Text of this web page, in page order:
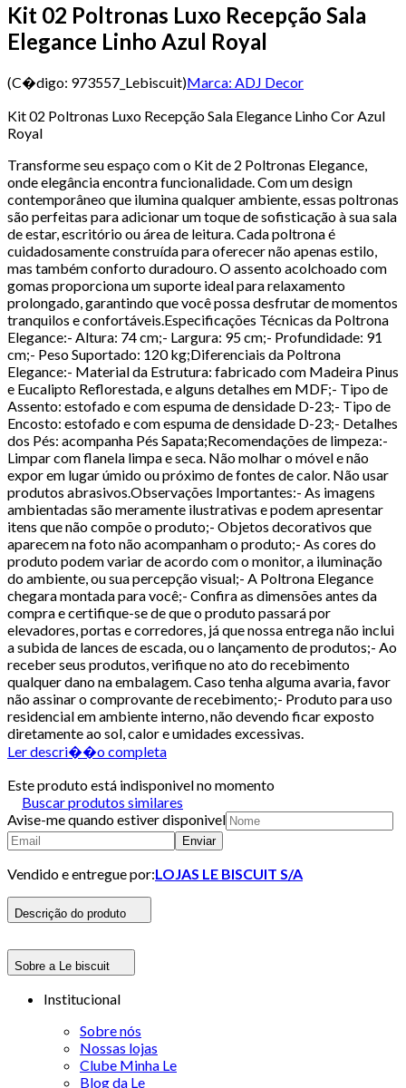
Kit 02 Poltronas Luxo Recepção Sala
Elegance Linho Azul Royal
(C�digo: 973557_Lebiscuit)Marca: ADJ Decor
Kit 02 Poltronas Luxo Recepção Sala Elegance Linho Cor Azul
Royal
Transforme seu espaço com o Kit de 2 Poltronas Elegance,
onde elegância encontra funcionalidade. Com um design
contemporâneo que ilumina qualquer ambiente, essas poltronas
são perfeitas para adicionar um toque de sofisticação à sua sala
de estar, escritório ou área de leitura. Cada poltrona é
cuidadosamente construída para oferecer não apenas estilo,
mas também conforto duradouro. O assento acolchoado com
gomas proporciona um suporte ideal para relaxamento
prolongado, garantindo que você possa desfrutar de momentos
tranquilos e confortáveis.Especificações Técnicas da Poltrona
Elegance:- Altura: 74 cm;- Largura: 95 cm;- Profundidade: 91
cm;- Peso Suportado: 120 kg;Diferenciais da Poltrona
Elegance:- Material da Estrutura: fabricado com Madeira Pinus
e Eucalipto Reflorestada, e alguns detalhes em MDF;- Tipo de
Assento: estofado e com espuma de densidade D-23;- Tipo de
Encosto: estofado e com espuma de densidade D-23;- Detalhes
dos Pés: acompanha Pés Sapata;Recomendações de limpeza:-
Limpar com flanela limpa e seca. Não molhar o móvel e não
expor em lugar úmido ou próximo de fontes de calor. Não usar
produtos abrasivos.Observações Importantes:- As imagens
ambientadas são meramente ilustrativas e podem apresentar
itens que não compõe o produto;- Objetos decorativos que
aparecem na foto não acompanham o produto;- As cores do
produto podem variar de acordo com o monitor, a iluminação
do ambiente, ou sua percepção visual;- A Poltrona Elegance
chegara montada para você;- Confira as dimensões antes da
compra e certifique-se de que o produto passará por
elevadores, portas e corredores, já que nossa entrega não inclui
a subida de lances de escada, ou o lançamento de produtos;- Ao
receber seus produtos, verifique no ato do recebimento
qualquer dano na embalagem. Caso tenha alguma avaria, favor
não assinar o comprovante de recebimento;- Produto para uso
residencial em ambiente interno, não devendo ficar exposto
diretamente ao sol, calor e umidades excessivas.
Ler descri��o completa
Este produto está indisponivel no momento
Buscar produtos similares
Avise-me quando estiver disponivel
Enviar
Vendido e entregue por:LOJAS LE BISCUIT S/A
Descrição do produto
Sobre a Le biscuit
Institucional
Sobre nós
Nossas lojas
Clube Minha Le
Blog da Le